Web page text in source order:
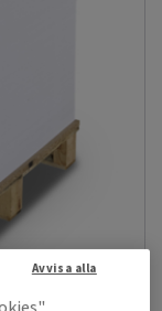
Avvisa alla